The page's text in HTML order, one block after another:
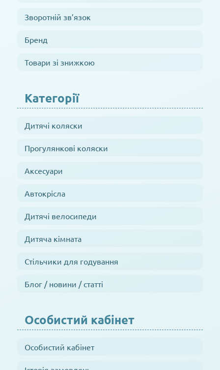
Зворотній зв’язок
Бренд
Товари зі знижкою
Категорії
Дитячі коляски
Прогулянкові коляски
Аксесуари
Автокрісла
Дитячі велосипеди
Дитяча кімната
Стільчики для годування
Блог / новини / статті
Особистий кабінет
Особистий кабінет